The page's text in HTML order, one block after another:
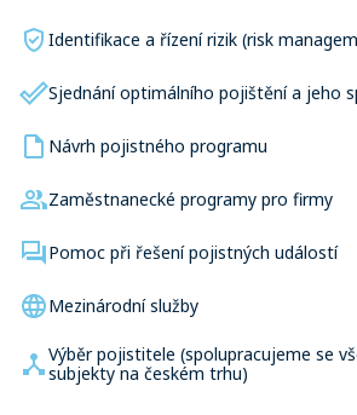
Identifikace a řízení rizik (risk
Sjednání optimálního pojištění a jeho
Návrh pojistného programu
Zaměstnanecké programy pro firmy
Pomoc při řešení pojistných událostí
Mezinárodní služby
Výběr pojistitele (spolupracujeme se
subjekty na českém trhu)